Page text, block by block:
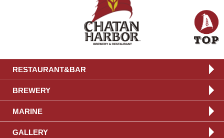
RESTAURANT&BAR
BREWERY
MARINE
GALLERY